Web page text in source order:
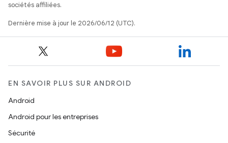
sociétés affiliées.
Dernière mise à jour le 2026/06/12 (UTC).
EN SAVOIR PLUS SUR ANDROID
Android
Android pour les entreprises
Sécurité